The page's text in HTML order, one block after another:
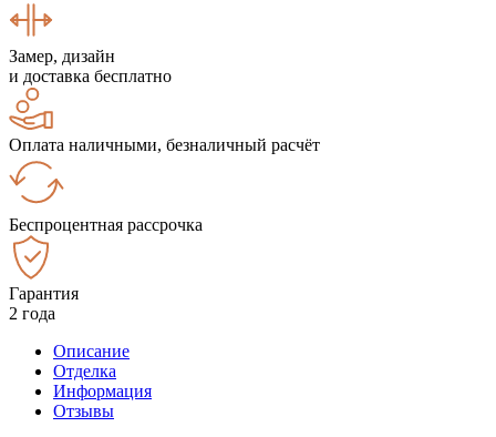
Замер, дизайн
и доставка бесплатно
Оплата наличными, безналичный расчёт
Беспроцентная рассрочка
Гарантия
2 года
Описание
Отделка
Информация
Отзывы